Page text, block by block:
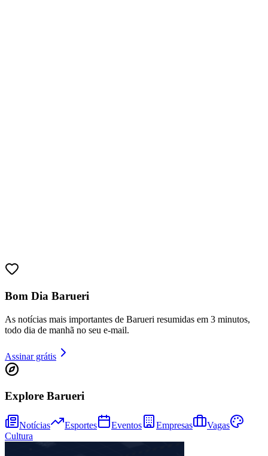
Atlético-MG
Bom Dia Barueri
As notícias mais importantes de Barueri resumidas em 3 minutos,
todo dia de manhã no seu e-mail.
Assinar grátis
Explore Barueri
Notícias Esportes Eventos Empresas
Vagas
Cultura